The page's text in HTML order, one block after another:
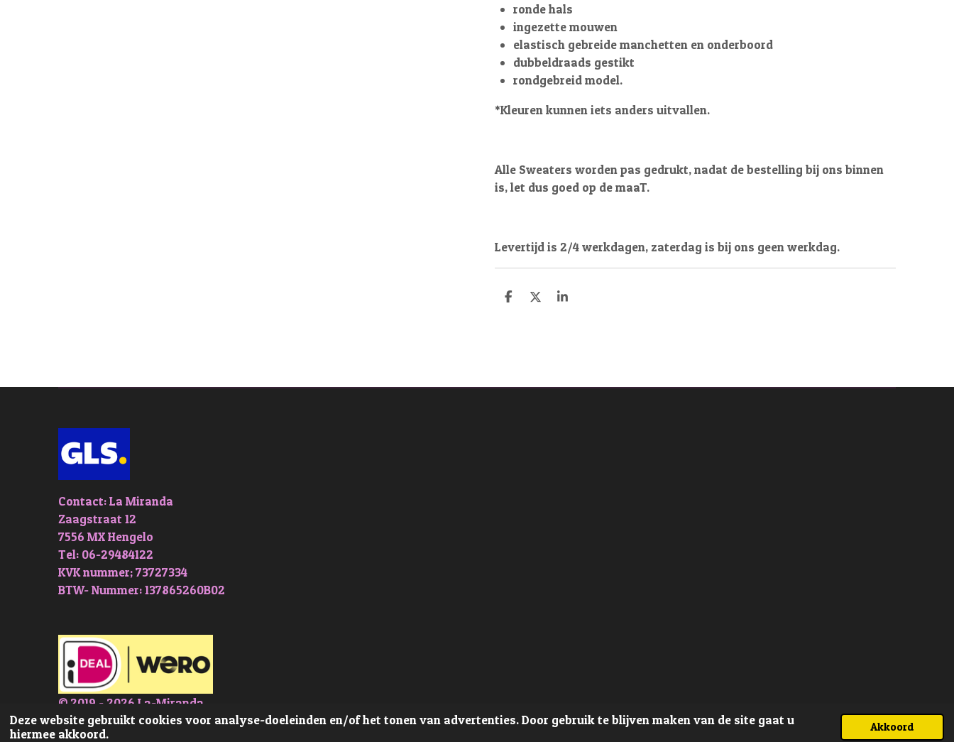
Deze website gebruikt cookies voor analyse-doeleinden en/of het tonen van advertenties. Door gebruik te blijven maken van de site gaat u
hiermee akkoord.
Akkoord
ronde hals
ingezette mouwen
elastisch gebreide manchetten en onderboord
dubbeldraads gestikt
rondgebreid model.
*Kleuren kunnen iets anders uitvallen.
Alle Sweaters worden pas gedrukt, nadat de bestelling bij ons binnen
is, let dus goed op de maaT.
Levertijd is 2/4 werkdagen, zaterdag is bij ons geen werkdag.
D
D
S
Contact: La Miranda
Zaagstraat 12
7556 MX Hengelo
Tel: 06-29484122
KVK nummer; 73727334
BTW- Nummer: 137865260B02
© 2019 - 2026 La-Miranda